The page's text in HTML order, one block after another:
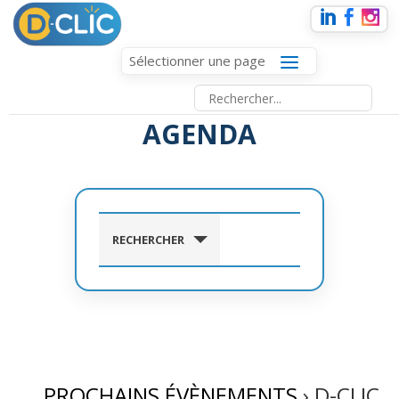
Sélectionner une page
AGENDA
RECHERCHER